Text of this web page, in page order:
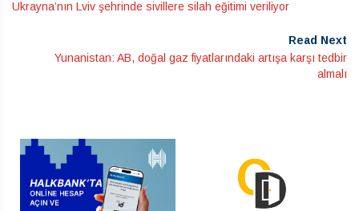
Ukrayna’nın Lviv şehrinde sivillere silah eğitimi veriliyor
Read Next
Yunanistan: AB, doğal gaz fiyatlarındaki artışa karşı tedbir
almalı